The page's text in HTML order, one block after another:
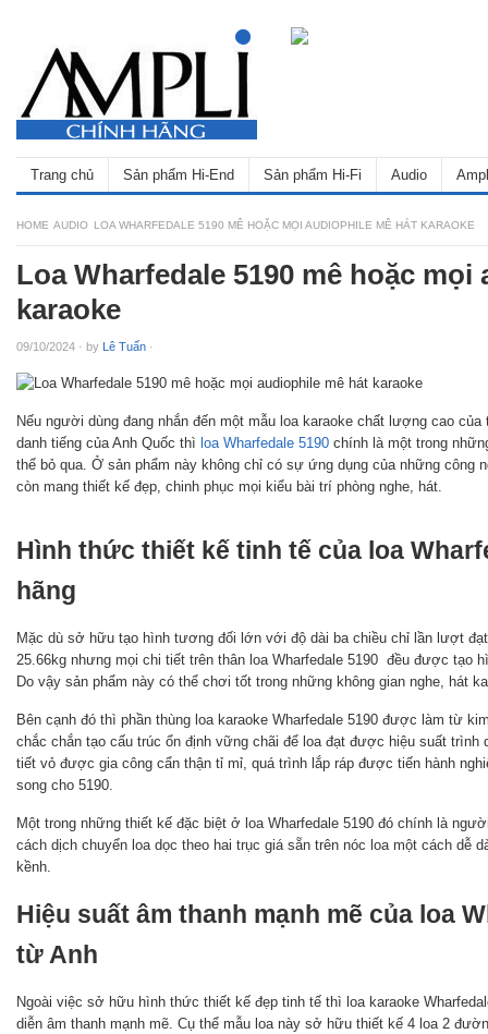
Trang chủ Sản phẩm Hi-End Sản phẩm Hi-Fi Audio
HOME AUDIO LOA WHARFEDALE 5190 MÊ HOẶC MỌI AUDIOPHILE MÊ HÁT KARAOKE
Loa Wharfedale 5190 mê hoặc
karaoke
09/10/2024 · by Lê Tuấn ·
Nếu người dùng đang nhắn đến một mẫu loa karaoke chất lượng cao
danh tiếng của Anh Quốc thì loa Wharfedale 5190 chính là một trong
thể bỏ qua. Ở sản phẩm này không chỉ có sự ứng dụng của những công
còn mang thiết kế đẹp, chinh phục mọi kiểu bài trí phòng nghe, hát.
Hình thức thiết kế tinh tế của loa
hãng
Mặc dù sở hữu tạo hình tương đối lớn với độ dài ba chiều chỉ lần lượt
25.66kg nhưng mọi chi tiết trên thân loa Wharfedale 5190 đều được tạo
Do vậy sản phẩm này có thể chơi tốt trong những không gian nghe, hát
Bên cạnh đó thì phần thùng loa karaoke Wharfedale 5190 được làm từ
chắc chắn tạo cấu trúc ổn định vững chãi để loa đạt được hiệu suất trình
tiết vỏ được gia công cẩn thận tỉ mỉ, quá trình lắp ráp được tiến hành
song cho 5190.
Một trong những thiết kế đặc biệt ở loa Wharfedale 5190 đó chính là
cách dịch chuyển loa dọc theo hai trục giá sẵn trên nóc loa một cách dễ
kềnh.
Hiệu suất âm thanh mạnh mẽ của loa
từ Anh
Ngoài việc sở hữu hình thức thiết kế đẹp tinh tế thì loa karaoke
diễn âm thanh mạnh mẽ. Cụ thể mẫu loa này sở hữu thiết kế 4 loa 2